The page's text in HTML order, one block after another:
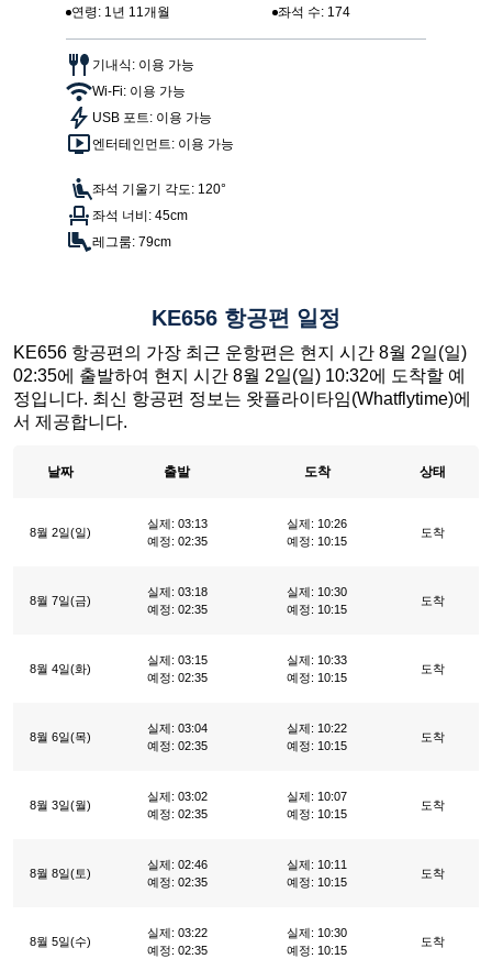
연령: 1년 11개월
좌석 수: 174
기내식: 이용 가능
Wi-Fi: 이용 가능
USB 포트: 이용 가능
엔터테인먼트: 이용 가능
좌석 기울기 각도: 120°
좌석 너비: 45cm
레그룸: 79cm
KE656 항공편 일정
KE656 항공편의 가장 최근 운항편은 현지 시간 8월 2일(일)
02:35에 출발하여 현지 시간 8월 2일(일) 10:32에 도착할 예
정입니다. 최신 항공편 정보는 왓플라이타임(Whatflytime)에
서 제공합니다.
날짜 출발 도착 상태
8월 2일(일)
실제: 03:13
예정: 02:35
실제: 10:26
예정: 10:15
도착
8월 7일(금)
실제: 03:18
예정: 02:35
실제: 10:30
예정: 10:15
도착
8월 4일(화)
실제: 03:15
예정: 02:35
실제: 10:33
예정: 10:15
도착
8월 6일(목)
실제: 03:04
예정: 02:35
실제: 10:22
예정: 10:15
도착
8월 3일(월)
실제: 03:02
예정: 02:35
실제: 10:07
예정: 10:15
도착
8월 8일(토)
실제: 02:46
예정: 02:35
실제: 10:11
예정: 10:15
도착
8월 5일(수)
실제: 03:22
예정: 02:35
실제: 10:30
예정: 10:15
도착